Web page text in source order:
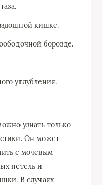
кишке.
борозде.
углубления.
узнать только
Он может
с мочевым
петель и
В случаях